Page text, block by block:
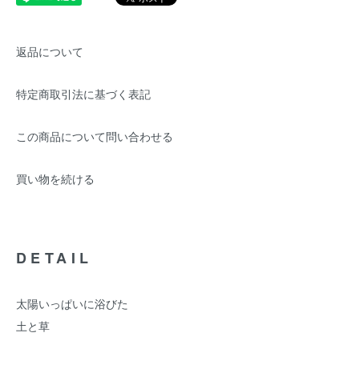
返品について
特定商取引法に基づく表記
この商品について問い合わせる
買い物を続ける
DETAIL
太陽いっぱいに浴びた
土と草